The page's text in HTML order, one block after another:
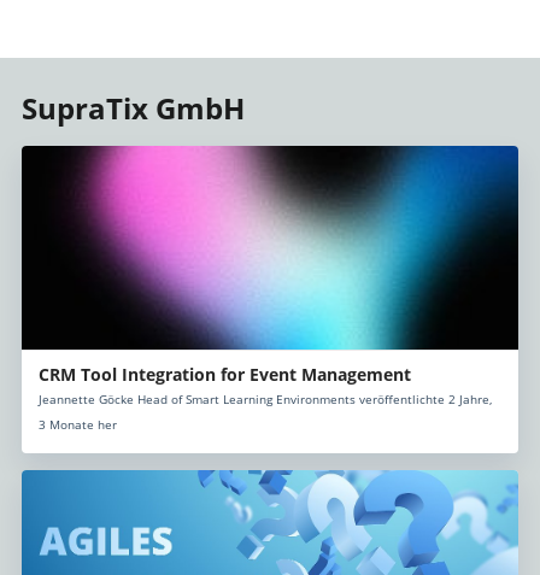
SupraTix GmbH
CRM Tool Integration for Event Management
Jeannette Göcke Head of Smart Learning Environments veröffentlichte 2 Jahre,
3 Monate her